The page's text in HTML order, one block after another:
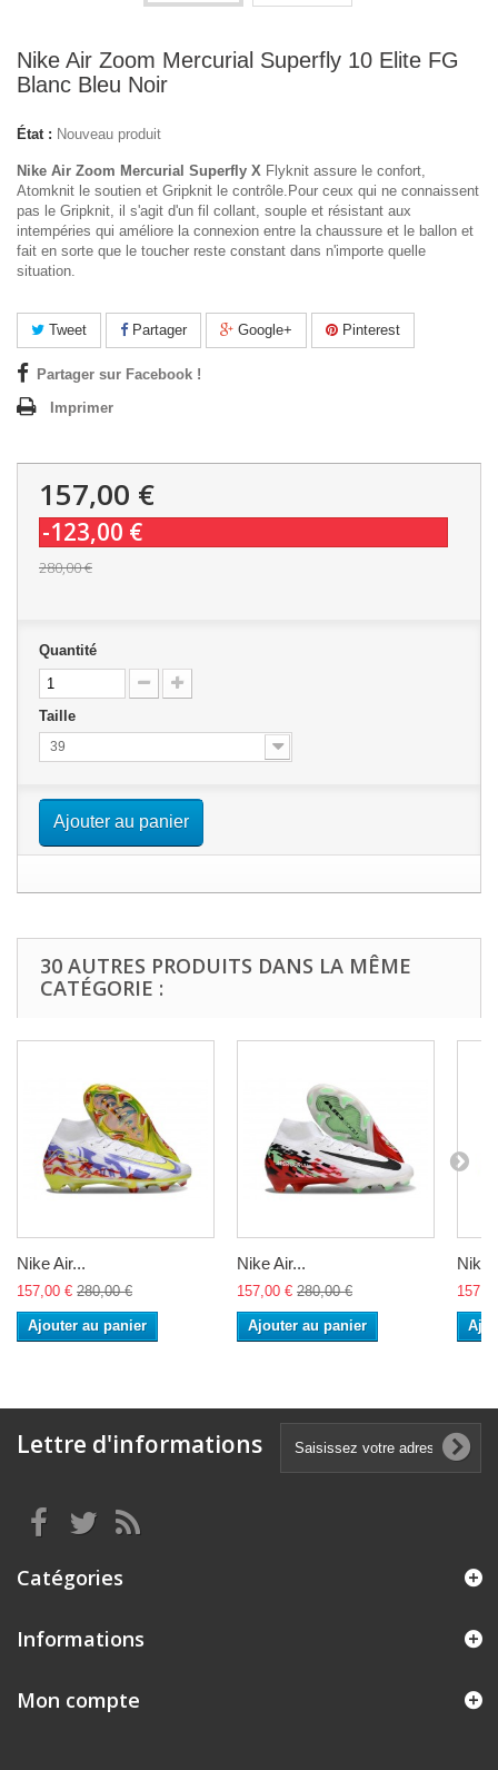
Nike Air Zoom Mercurial Superfly 10 Elite FG
Blanc Bleu Noir
État : Nouveau produit
Nike Air Zoom Mercurial Superfly X Flyknit assure le confort,
Atomknit le soutien et Gripknit le contrôle.Pour ceux qui ne connaissent
pas le Gripknit, il s'agit d'un fil collant, souple et résistant aux
intempéries qui améliore la connexion entre la chaussure et le ballon et
fait en sorte que le toucher reste constant dans n'importe quelle
situation.
Tweet Partager Google+ Pinterest
Partager sur Facebook !
Imprimer
157,00 €
-123,00 €
280,00 €
Quantité
Taille
39
Ajouter au panier
30 AUTRES PRODUITS DANS LA MÊME
CATÉGORIE :
Nike Air...
157,00 € 280,00 €
Ajouter au panier
Nike Air...
157,00 € 280,00 €
Ajouter au panier
Nike
Lettre d'informations
Catégories
Informations
Mon compte